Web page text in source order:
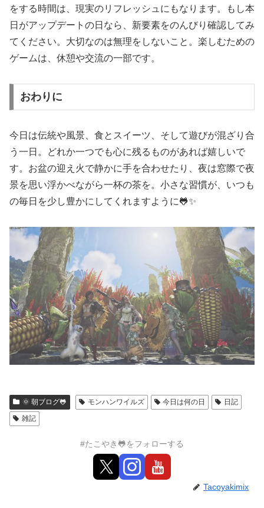
をする時間は、現実のリフレッシュにもなります。もし本
日がアップデートの日なら、新要素をのんびり確認してみ
てください。大切なのは無理をしないこと。楽しむための
ゲームは、休憩や交流の一部です。
おわりに
今日は伝統や風景、食とスイーツ、そして遊びが混ざり合
う一日。どれか一つでも心に残るものがあれば嬉しいで
す。お盆の迎え火で静かに手を合わせたり、夜は窓際で夜
景を思い浮かべながら一杯の茶を。小さな習慣が、いつも
の毎日を少し豊かにしてくれますように🐸✨
🌞 朝ブログ🐸 モンハンワイルズ 今日は何の日
日記
雑記
#たこやき🐸をフォローする
Tacoyakimix